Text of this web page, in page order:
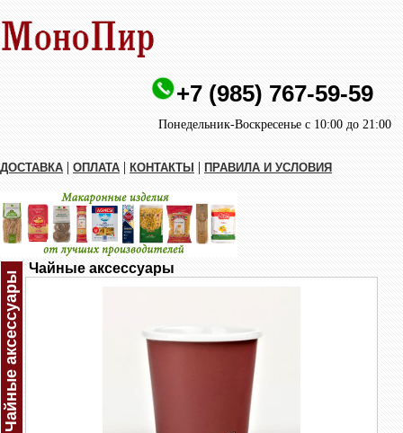
+7 (985) 767-59-59
Понедельник-Воскресенье с 10:00 до 21:00
ДОСТАВКА | ОПЛАТА | КОНТАКТЫ | ПРАВИЛА И УСЛОВИЯ
Чайные аксессуары
Чайные аксессуары